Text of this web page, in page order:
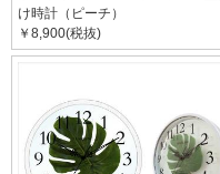
け時計（ピーチ）
￥8,900(税抜)